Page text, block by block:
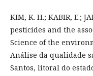
KIM, K. H.; KABIR, E.;
pesticides and the
Science of the
Análise da qualidade
Santos, litoral do